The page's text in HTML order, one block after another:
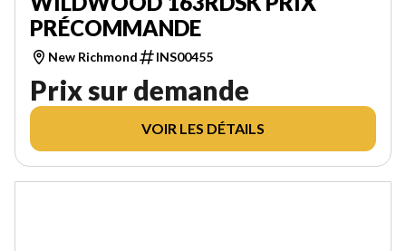
PRÉCOMMANDE
New Richmond INS00455
Prix sur demande
VOIR LES DÉTAILS